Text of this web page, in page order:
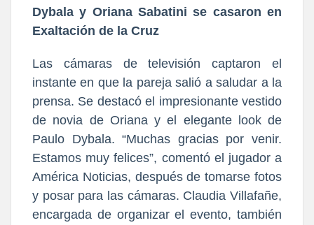
Dybala y Oriana Sabatini se casaron en
Exaltación de la Cruz
Las cámaras de televisión captaron el
instante en que la pareja salió a saludar a la
prensa. Se destacó el impresionante vestido
de novia de Oriana y el elegante look de
Paulo Dybala. “Muchas gracias por venir.
Estamos muy felices”, comentó el jugador a
América Noticias, después de tomarse fotos
y posar para las cámaras. Claudia Villafañe,
encargada de organizar el evento, también